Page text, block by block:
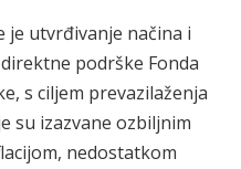
je utvrđivanje načina i
podrške Fonda
s ciljem prevazilaženja
su izazvane ozbiljnim
nedostatkom